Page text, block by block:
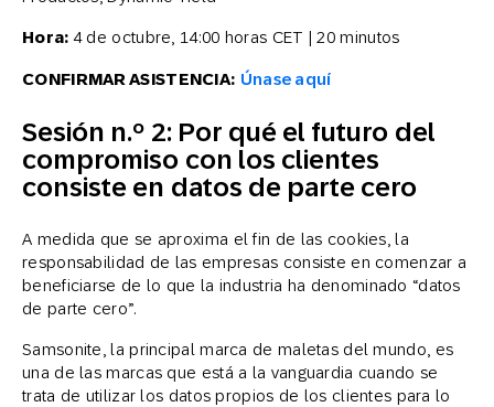
Hora: 4 de octubre, 14:00 horas CET | 20 minutos
CONFIRMAR ASISTENCIA: Únase aquí
Sesión n.º 2: Por qué el futuro del
compromiso con los clientes
consiste en datos de parte cero
A medida que se aproxima el fin de las cookies, la
responsabilidad de las empresas consiste en comenzar a
beneficiarse de lo que la industria ha denominado “datos
de parte cero”.
Samsonite, la principal marca de maletas del mundo, es
una de las marcas que está a la vanguardia cuando se
trata de utilizar los datos propios de los clientes para lo